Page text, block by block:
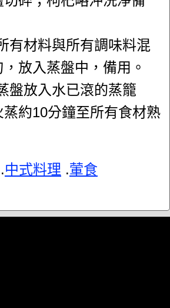
有材料與所有調味料混
放入蒸盤中，備用。
盤放入水已滾的蒸籠
蒸約10分鐘至所有食材熟
.中式料理 .葷食